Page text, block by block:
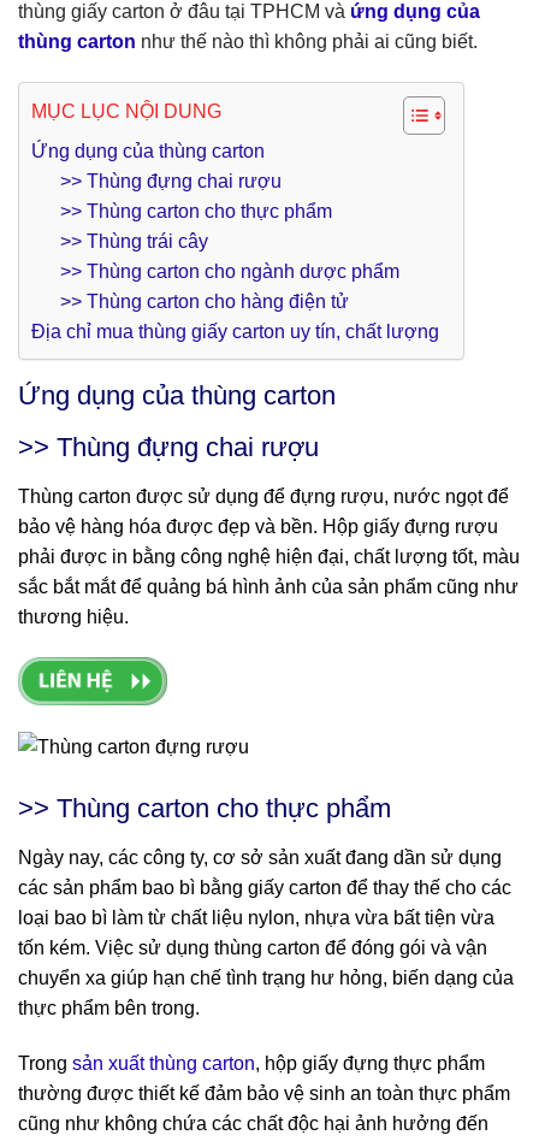
thùng giấy carton ở đâu tại TPHCM và ứng dụng của
thùng carton như thế nào thì không phải ai cũng biết.
MỤC LỤC NỘI DUNG
Ứng dụng của thùng carton
>> Thùng đựng chai rượu
>> Thùng carton cho thực phẩm
>> Thùng trái cây
>> Thùng carton cho ngành dược phẩm
>> Thùng carton cho hàng điện tử
Địa chỉ mua thùng giấy carton uy tín, chất lượng
Ứng dụng của thùng carton
>> Thùng đựng chai rượu
Thùng carton được sử dụng để đựng rượu, nước ngọt để
bảo vệ hàng hóa được đẹp và bền. Hộp giấy đựng rượu
phải được in bằng công nghệ hiện đại, chất lượng tốt, màu
sắc bắt mắt để quảng bá hình ảnh của sản phẩm cũng như
thương hiệu.
>> Thùng carton cho thực phẩm
Ngày nay, các công ty, cơ sở sản xuất đang dần sử dụng
các sản phẩm bao bì bằng giấy carton để thay thế cho các
loại bao bì làm từ chất liệu nylon, nhựa vừa bất tiện vừa
tốn kém. Việc sử dụng thùng carton để đóng gói và vận
chuyển xa giúp hạn chế tình trạng hư hỏng, biến dạng của
thực phẩm bên trong.
Trong sản xuất thùng carton, hộp giấy đựng thực phẩm
thường được thiết kế đảm bảo vệ sinh an toàn thực phẩm
cũng như không chứa các chất độc hại ảnh hưởng đến